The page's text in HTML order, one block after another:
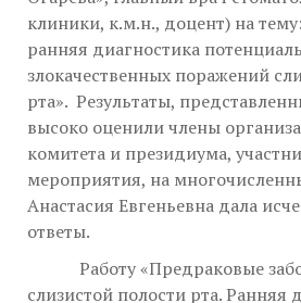
клиники, к.м.н., доцент) на
ранняя диагностика
злокачественных поражений
рта». Результаты,
высоко оценили члены
комитета и президиума,
мероприятия, на
Анастасия Евгеньевна дала
ответы.
Работу «Предраковые
слизистой полости рта. Ранняя